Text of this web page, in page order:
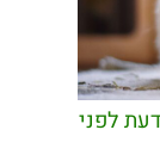
לפני